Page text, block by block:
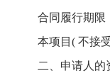
合同履行期限：
本项目( 不接受
二、申请人的